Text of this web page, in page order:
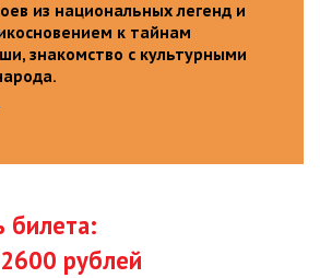
из национальных легенд и
к тайнам
знакомство с культурными
билета:
рублей